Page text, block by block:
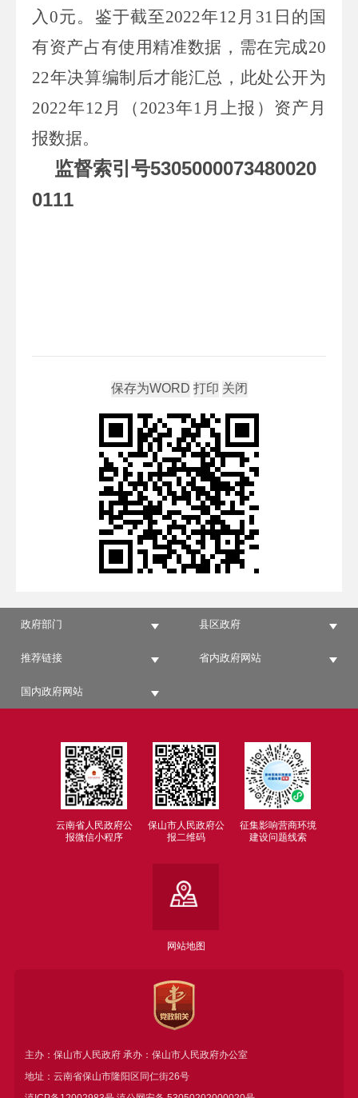
入0元。鉴于截至2022年12 月 31 日的国
有资产占有使用精准数据，需在完成20
22年决算编制后才能汇总，此处公开为
2022年12 月（ 2023年1 月上报）资产月
报数据。
监督索引号5305000073480020
0111
政府部门 县区政府
推荐链接 省内政府网站
国内政府网站
云南省人民政府公
报微信小程序
保山市人民政府公
报二维码
征集影响营商环境
建设问题线索
网站地图
主办：保山市人民政府 承办：保山市人民政府办公室
地址：云南省保山市隆阳区同仁街26号